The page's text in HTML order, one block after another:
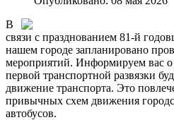
В
связи с празднованием 81-й
нашем городе запланировано
мероприятий. Информируем вас о
первой транспортной развязки
движение транспорта. Это
привычных схем движения
автобусов.